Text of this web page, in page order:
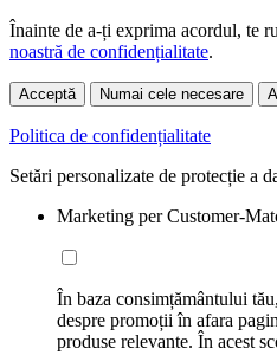
Înainte de a-ți exprima acordul, te
noastră de confidențialitate.
Acceptă Numai cele necesare
Politica de confidențialitate
Setări personalizate de protecție a
Marketing per Customer-
În baza consimțământului
despre promoții în afara
produse relevante. În acest